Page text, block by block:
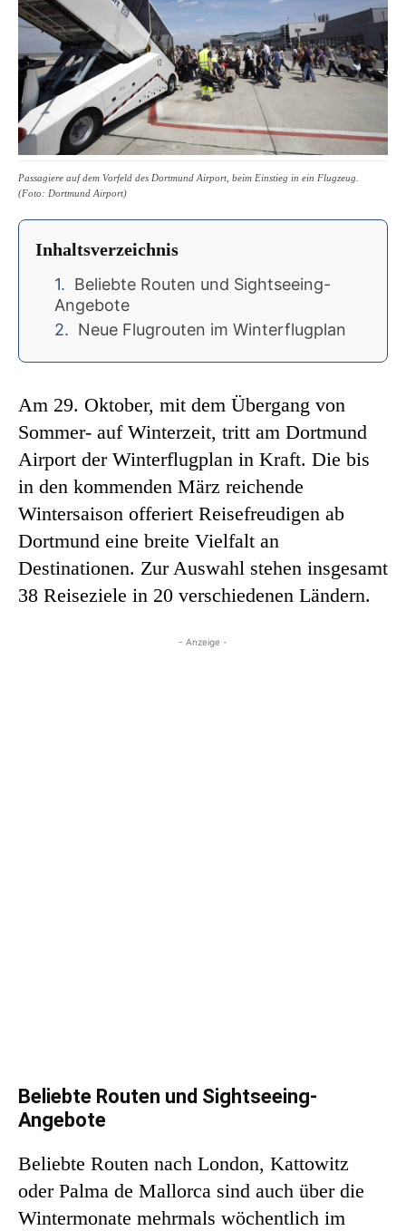
Passagiere auf dem Vorfeld des Dortmund Airport, beim Einstieg in ein Flugzeug.
(Foto: Dortmund Airport)
Inhaltsverzeichnis
Beliebte Routen und Sightseeing-
Angebote
Neue Flugrouten im Winterflugplan
Am 29. Oktober, mit dem Übergang von
Sommer- auf Winterzeit, tritt am Dortmund
Airport der Winterflugplan in Kraft. Die bis
in den kommenden März reichende
Wintersaison offeriert Reisefreudigen ab
Dortmund eine breite Vielfalt an
Destinationen. Zur Auswahl stehen insgesamt
38 Reiseziele in 20 verschiedenen Ländern.
- Anzeige -
Beliebte Routen und Sightseeing-
Angebote
Beliebte Routen nach London, Kattowitz
oder Palma de Mallorca sind auch über die
Wintermonate mehrmals wöchentlich im